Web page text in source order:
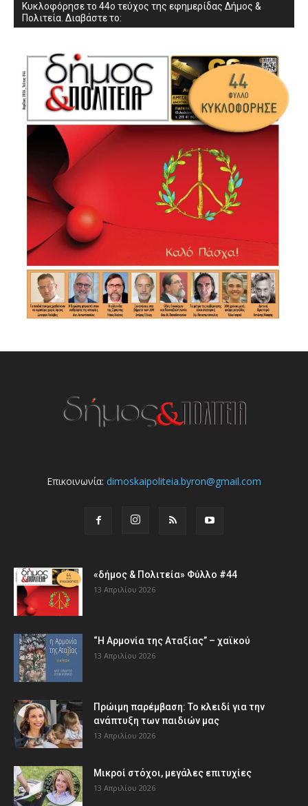
Κυκλοφόρησε το 44ο τεύχος της εφημερίδας Δήμος &
Πολιτεία. Διαβάστε το:
Επικοινωνία: dimoskaipoliteia.byron@gmail.com
«δήμος & Πολιτεία» Φύλλο #44
13 Απριλίου 2026
“Η Αρμονία της Αταξίας” – χαϊκού
13 Απριλίου 2026
Πρώιμη παρέμβαση: Το κλειδί για την
ανάπτυξη των παιδιών µας
13 Απριλίου 2026
Μικροί στόχοι, μεγάλες επιτυχίες
13 Απριλίου 2026